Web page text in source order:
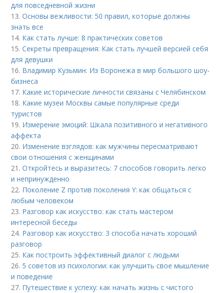
для повседневной жизни
13.Основы вежливости: 50 правил, которые должны
знать все
14. Как стать лучше: 8 практических советов
15.Секреты превращения: Как стать лучшей версией себя
для девушки
16. Владимир Кузьмин: Из Воронежа в мир большого шоу-
бизнеса
17. Какие исторические личности связаны с Челябинском
18. Какие музеи Москвы самые популярные среди
туристов
19. Измерение эмоций: Шкала позитивного и негативного
аффекта
20. Изменение взглядов: как мужчины пересматривают
свои отношения с женщинами
21.Откройтесь и выразитесь: 7 способов говорить легко
и непринужденно
22. Поколение Z против поколения Y: как общаться с
любым человеком
23. Разговор как искусство: как стать мастером
интересной беседы
24. Разговор как искусство: 3 способа начать хороший
разговор
25. Как построить эффективный диалог с людьми
26. 5 советов из психологии: как улучшить свое мышление
и поведение
27. Путешествие к успеху: как начать жизнь с чистого